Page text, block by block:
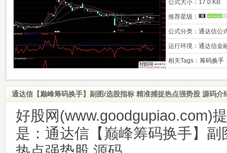
公式大小： 17.0 KB
推荐星级：
公式分类： 通达信公
运行环境： 通达信金
相关Tags： 筹码换手
通达信【巅峰筹码换手】副图/选股指标 精准捕捉热点强势股 源码介
好股网(www.goodgupiao.com)
是：通达信【巅峰筹码换手】